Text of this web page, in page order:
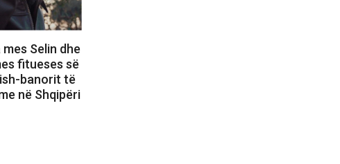
Selin dhe
fitueses së
banorit të
në Shqipëri